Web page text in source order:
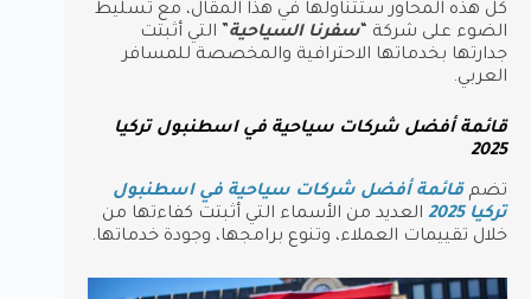
كل هذه المحاور ستتناولها في هذا المقال، مع تسليط
الضوء على شركة “ سفرنا السياحية” التي أثبتت
جدارتها بخدماتها الاحترافية والمخصصة للمسافر
العربي.
قائمة أفضل شركات سياحية في اسطنبول تركيا
2025
تضم قائمة أفضل شركات سياحية في اسطنبول
تركيا 2025
العديد من الأسماء التي أثبتت كفاءتها من
خلال تقييمات العملاء، وتنوع برامجها، وجودة خدماتها.